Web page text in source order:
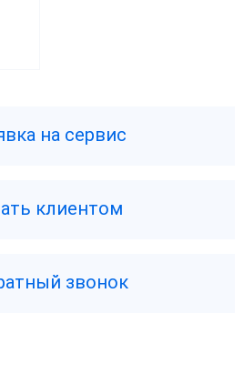
на сервис
клиентом
звонок